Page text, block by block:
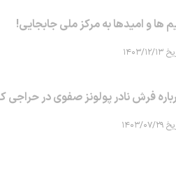
ها و امیدها به مرکز ملی جابجایی!
۱۲/۱۳
فرش نادر پولونز صفوی در حراجی
۰۷/۲۹